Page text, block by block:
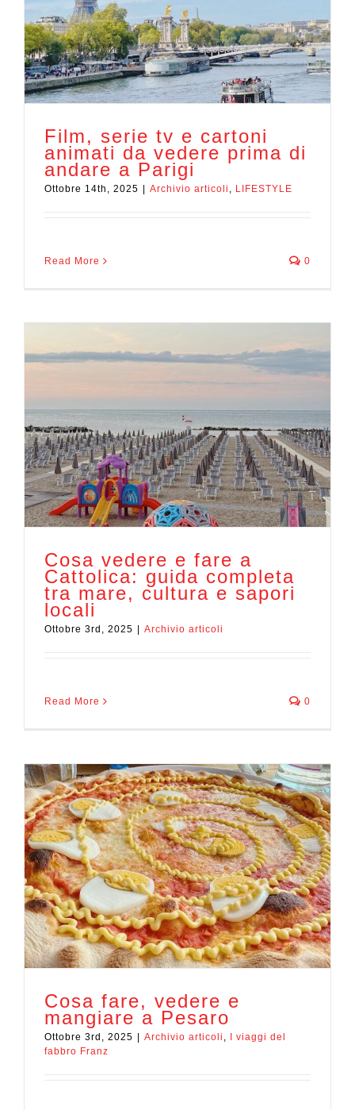
Film, serie tv e cartoni
animati da vedere prima di
andare a Parigi
Ottobre 14th, 2025 Archivio articoli , LIFESTYLE
Read More 0
Cosa vedere e fare a
Cattolica: guida completa
tra mare, cultura e sapori
locali
Ottobre 3rd, 2025 Archivio articoli
Read More 0
Cosa fare, vedere e
mangiare a Pesaro
Ottobre 3rd, 2025 Archivio articoli ,
I viaggi del
fabbro Franz